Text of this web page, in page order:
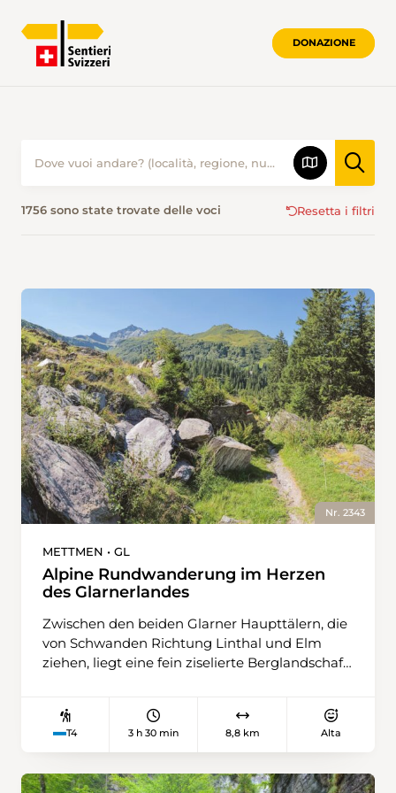
DONAZIONE
1756 sono state trovate delle voci Resetta i filtri
Nr. 2343
METTMEN • GL
Alpine Rundwanderung im Herzen
des Glarnerlandes
Zwischen den beiden Glarner Haupttälern, die
von Schwanden Richtung Linthal und Elm
ziehen, liegt eine fein ziselierte Berglandschaft
der Gandstockkette bildet sich eine grosse, u-
förmige Gipfelkette um den Stausee Garichti
älteste erhaltene Wildschutzgebiet in Europa
T4 3 h 30 min 8,8 km Alta